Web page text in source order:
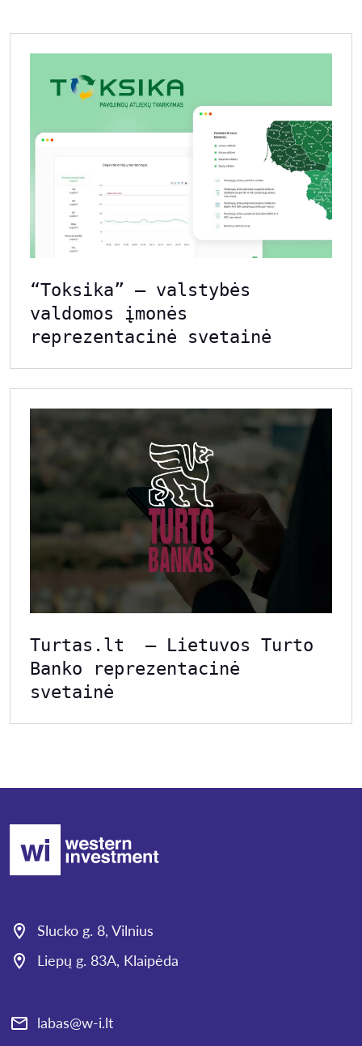
“Toksika” – valstybės
valdomos įmonės
reprezentacinė svetainė
Turtas.lt – Lietuvos Turto
Banko reprezentacinė
svetainė
Slucko g. 8, Vilnius
Liepų g. 83A, Klaipėda
labas@w-i.lt